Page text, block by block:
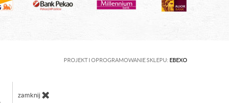
PROJEKT I OPROGRAMOWANIE SKLEPU: EBEXO
zamknij